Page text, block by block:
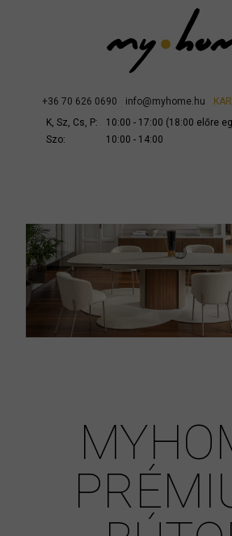
+36 70 626 0690 info@myhome.hu
K, Sz, Cs, P:
10:00 - 17:00 (18:00 előre
Szo:
10:00 - 14:00